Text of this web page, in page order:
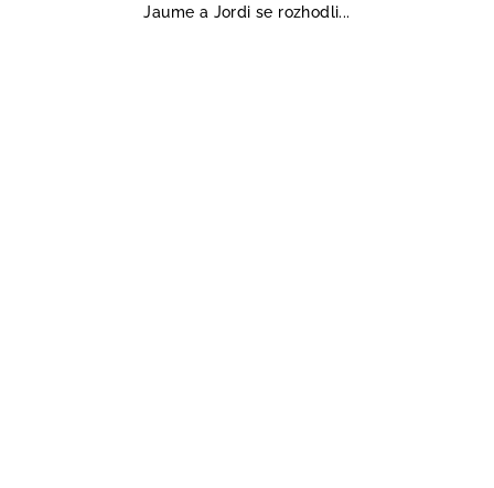
Jaume a Jordi se rozhodli...